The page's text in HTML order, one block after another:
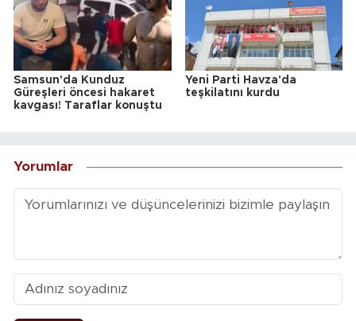
Samsun'da Kunduz
Güreşleri öncesi hakaret
kavgası! Taraflar konuştu
Yeni Parti Havza'da
teşkilatını kurdu
Yorumlar